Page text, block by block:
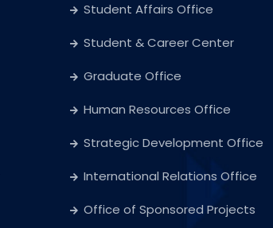
Student Affairs Office
Student & Career Center
Graduate Office
Human Resources Office
Strategic Development Office
International Relations Office
Office of Sponsored Projects